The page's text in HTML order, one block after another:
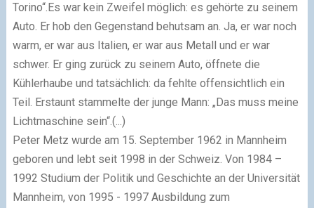
Torino“.Es war kein Zweifel möglich: es gehörte zu seinem
Auto. Er hob den Gegenstand behutsam an. Ja, er war noch
warm, er war aus Italien, er war aus Metall und er war
schwer. Er ging zurück zu seinem Auto, öffnete die
Kühlerhaube und tatsächlich: da fehlte offensichtlich ein
Teil. Erstaunt stammelte der junge Mann: „Das muss meine
Lichtmaschine sein“.(...)
Peter Metz wurde am 15. September 1962 in Mannheim
geboren und lebt seit 1998 in der Schweiz. Von 1984 –
1992 Studium der Politik und Geschichte an der Universität
Mannheim, von 1995 - 1997 Ausbildung zum